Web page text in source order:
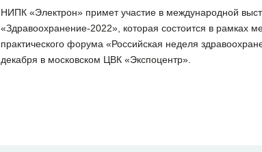
НИПК «Электрон» примет участие в международной
«Здравоохранение-2022», которая состоится в рамках
практического форума «Российская неделя
декабря в московском ЦВК «Экспоцентр».